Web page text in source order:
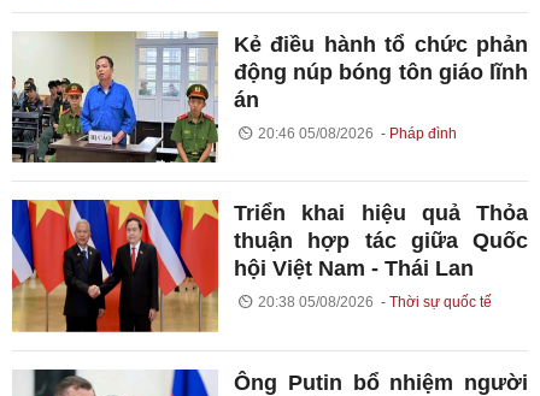
Kẻ điều hành tổ chức phản
động núp bóng tôn giáo lĩnh
án
20:46 05/08/2026 Pháp đình
Triển khai hiệu quả Thỏa
thuận hợp tác giữa Quốc
hội Việt Nam - Thái Lan
20:38 05/08/2026 Thời sự quốc tế
Ông Putin bổ nhiệm người